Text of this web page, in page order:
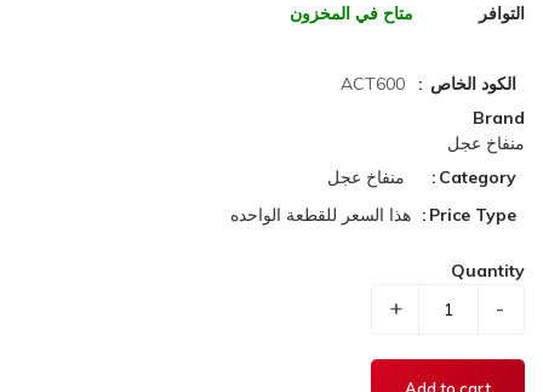
التوافر متاح في المخزون
الكود الخاص
ACT600
Brand
منفاخ عجل
Category
منفاخ عجل
Price Type
هذا السعر للقطعة الواحده
Quantity
-
+